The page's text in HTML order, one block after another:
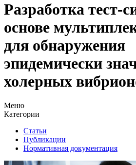
Разработка тест-
основе
для обнаружения
эпидемически
холерных
Меню
Категории
Статьи
Публикации
Нормативная документация